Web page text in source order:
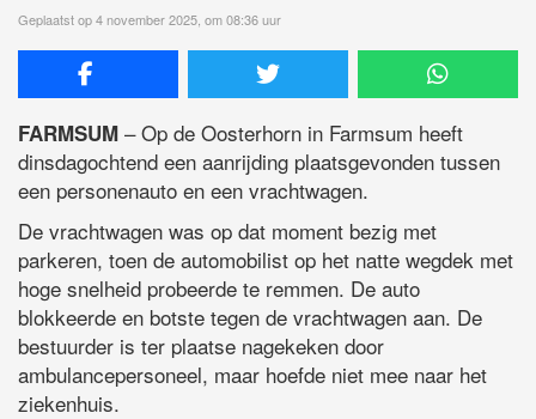
Geplaatst op 4 november 2025, om 08:36 uur
FARMSUM – Op de Oosterhorn in Farmsum heeft
dinsdagochtend een aanrijding plaatsgevonden tussen
een personenauto en een vrachtwagen.
De vrachtwagen was op dat moment bezig met
parkeren, toen de automobilist op het natte wegdek met
hoge snelheid probeerde te remmen. De auto
blokkeerde en botste tegen de vrachtwagen aan. De
bestuurder is ter plaatse nagekeken door
ambulancepersoneel, maar hoefde niet mee naar het
ziekenhuis.